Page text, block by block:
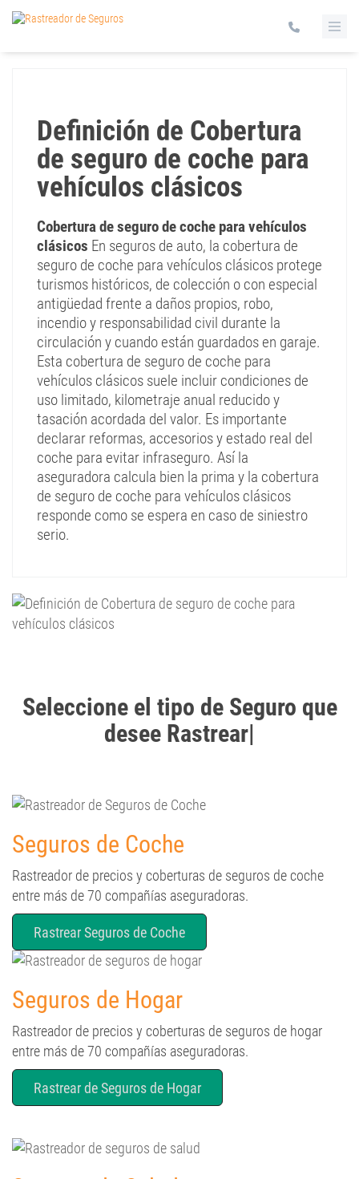
Definición de Cobertura
de seguro de coche para
vehículos clásicos
Cobertura de seguro de coche para vehículos
clásicos En seguros de auto, la cobertura de
seguro de coche para vehículos clásicos protege
turismos históricos, de colección o con especial
antigüedad frente a daños propios, robo,
incendio y responsabilidad civil durante la
circulación y cuando están guardados en garaje.
Esta cobertura de seguro de coche para
vehículos clásicos suele incluir condiciones de
uso limitado, kilometraje anual reducido y
tasación acordada del valor. Es importante
declarar reformas, accesorios y estado real del
coche para evitar infraseguro. Así la
aseguradora calcula bien la prima y la cobertura
de seguro de coche para vehículos clásicos
responde como se espera en caso de siniestro
serio.
Seleccione el tipo de Seguro que
desee Rastrear|
Seguros de Coche
Rastreador de precios y coberturas de seguros de coche
entre más de 70 compañías aseguradoras.
Rastrear Seguros de Coche
Seguros de Hogar
Rastreador de precios y coberturas de seguros de hogar
entre más de 70 compañías aseguradoras.
Rastrear de Seguros de Hogar